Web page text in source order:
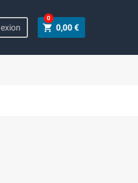
shopping_cart 0,00 €
0